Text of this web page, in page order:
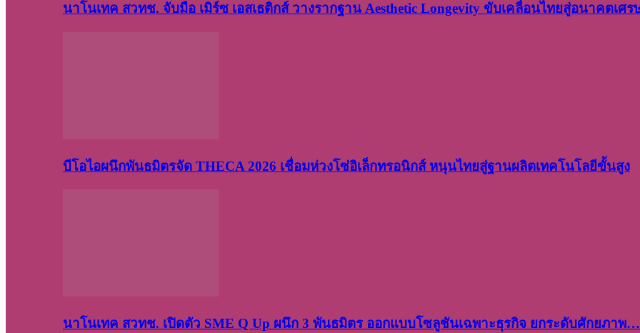
นาโนเทค สวทช. จับมือ เมิร์ซ เอสเธติกส์ วางรากฐาน Aesthetic Longevity ขับเคลื่อนไทยสู่อนาคตเ
บีโอไอผนึกพันธมิตรจัด THECA 2026 เชื่อมห่วงโซ่อิเล็กทรอนิกส์ หนุนไทยสู่ฐานผลิตเทคโนโลยีขั้นสูง
นาโนเทค สวทช. เปิดตัว SME Q Up ผนึก 3 พันธมิตร ออกแบบโซลูชันเฉพาะธุรกิจ ยกระดับศักยภาพ…